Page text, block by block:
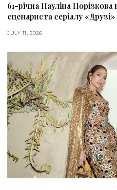
61-річна Пауліна
сценариста серіалу «Друзі»
JULY 11, 2026